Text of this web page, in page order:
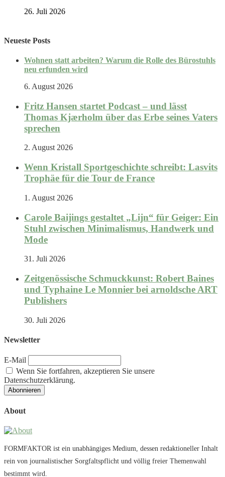
26. Juli 2026
Neueste Posts
Wohnen statt arbeiten? Warum die Rolle des Bürostuhls
neu erfunden wird
6. August 2026
Fritz Hansen startet Podcast – und lässt
Thomas Kjærholm über das Erbe seines Vaters
sprechen
2. August 2026
Wenn Kristall Sportgeschichte schreibt: Lasvits
Trophäe für die Tour de France
1. August 2026
Carole Baijings gestaltet „Lijn“ für Geiger: Ein
Stuhl zwischen Minimalismus, Handwerk und
Mode
31. Juli 2026
Zeitgenössische Schmuckkunst: Robert Baines
und Typhaine Le Monnier bei arnoldsche ART
Publishers
30. Juli 2026
Newsletter
E-Mail
Wenn Sie fortfahren, akzeptieren Sie unsere
Datenschutzerklärung.
About
FORMFAKTOR ist ein unabhängiges Medium, dessen redaktioneller Inhalt
rein von journalistischer Sorgfaltspflicht und völlig freier Themenwahl
bestimmt wird.